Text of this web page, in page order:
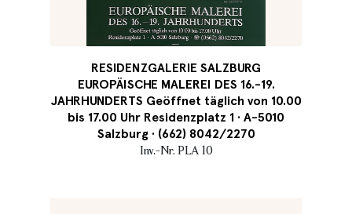
RESIDENZGALERIE SALZBURG
EUROPÄISCHE MALEREI DES 16.-19.
JAHRHUNDERTS Geöffnet täglich von 10.00
bis 17.00 Uhr Residenzplatz 1 · A-5010
Salzburg · (662) 8042/2270
Inv.-Nr. PLA 10